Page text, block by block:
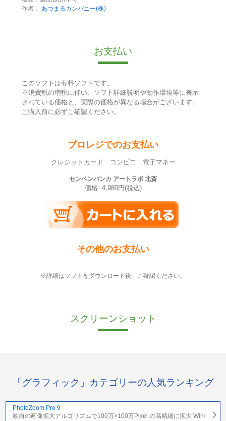
作者：
あつまるカンパニー(株)
お支払い
このソフトは有料ソフトです。
※消費税の増税に伴い、ソフト詳細説明や動作環境等に表示
されている価格と、実際の価格が異なる場合がございます。
ご購入前に必ずご確認ください。
プロレジでのお支払い
クレジットカード コンビニ 電子マネー
センペンバンカ アートラボ 北斎
価格: 4,980円(税込)
その他のお支払い
※詳細はソフトをダウンロード後、ご確認ください。
スクリーンショット
「グラフィック」カテゴリーの人気ランキング
PhotoZoom Pro 9
独自の画像拡大アルゴリズムで100万×100万Pixel の高精細に拡大 Win/